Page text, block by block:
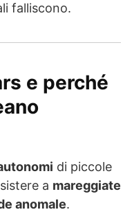
falliscono.
e perché
di piccole
a mareggiate
anomale.